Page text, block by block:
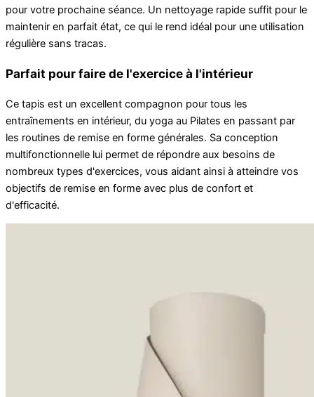
pour votre prochaine séance. Un nettoyage rapide suffit pour le
maintenir en parfait état, ce qui le rend idéal pour une utilisation
régulière sans tracas.
Parfait pour faire de l'exercice à l'intérieur
Ce tapis est un excellent compagnon pour tous les
entraînements en intérieur, du yoga au Pilates en passant par
les routines de remise en forme générales. Sa conception
multifonctionnelle lui permet de répondre aux besoins de
nombreux types d'exercices, vous aidant ainsi à atteindre vos
objectifs de remise en forme avec plus de confort et
d'efficacité.